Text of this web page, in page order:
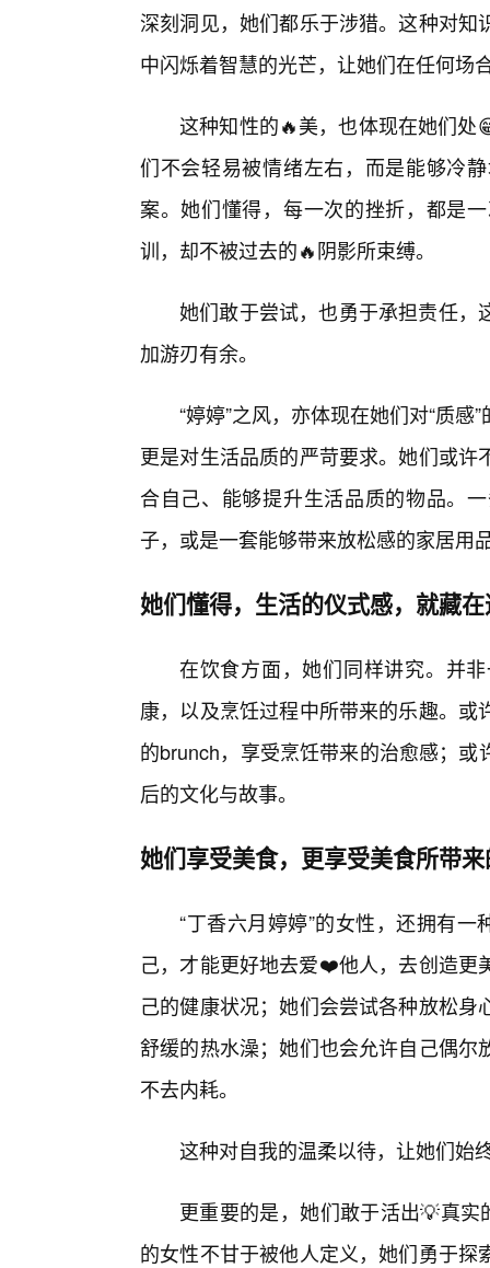
深刻洞见，她们都乐于涉猎。这种对
中闪烁着智慧的光芒，让她们在任何场
这种知性的🔥美，也体现在她们处
们不会轻易被情绪左右，而是能够冷
案。她们懂得，每一次的挫折，都是
训，却不被过去的🔥阴影所束缚。
她们敢于尝试，也勇于承担责任，
加游刃有余。
“婷婷”之风，亦体现在她们对“质
更是对生活品质的严苛要求。她们或
合自己、能够提升生活品质的物品。
子，或是一套能够带来放松感的家居用
她们懂得，生活的仪式感，就藏
在饮食方面，她们同样讲究。并
康，以及烹饪过程中所带来的乐趣。
的brunch，享受烹饪带来的治愈感；
后的文化与故事。
她们享受美食，更享受美食所带
“丁香六月婷婷”的女性，还拥有
己，才能更好地去爱❤️他人，去创造更
己的健康状况；她们会尝试各种放松
舒缓的热水澡；她们也会允许自己偶
不去内耗。
这种对自我的温柔以待，让她们始
更重要的是，她们敢于活出💡真实
的女性不甘于被他人定义，她们勇于